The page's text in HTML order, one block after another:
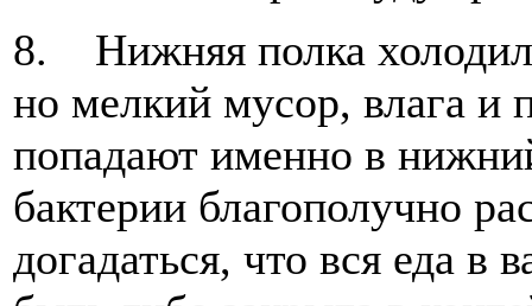
8. Нижняя полка
но мелкий мусор, влага и
попадают именно в
бактерии благополучно
догадаться, что вся еда